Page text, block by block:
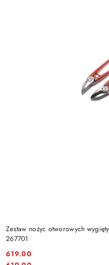
Zestaw nożyc otworowych
267701
619.00